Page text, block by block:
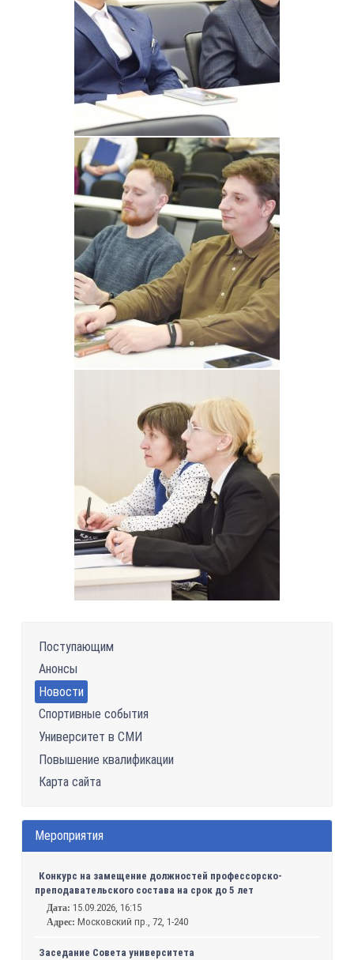
Поступающим
Анонсы
Новости
Спортивные события
Университет в СМИ
Повышение квалификации
Карта сайта
Мероприятия
Конкурс на замещение должностей профессорско-
преподавательского состава на срок до 5 лет
Дата: 15.09.2026, 16:15
Адрес: Московский пр., 72, 1-240
Заседание Совета университета